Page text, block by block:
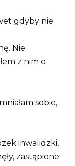
gdyby nie
Nie
z nim o
sobie,
inwalidzki,
zastąpione